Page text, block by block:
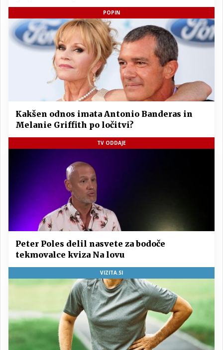
POPIN
Kakšen odnos imata Antonio Banderas in
Melanie Griffith po ločitvi?
TV ODDAJE
Peter Poles delil nasvete za bodoče
tekmovalce kviza Na lovu
VIZITA.SI